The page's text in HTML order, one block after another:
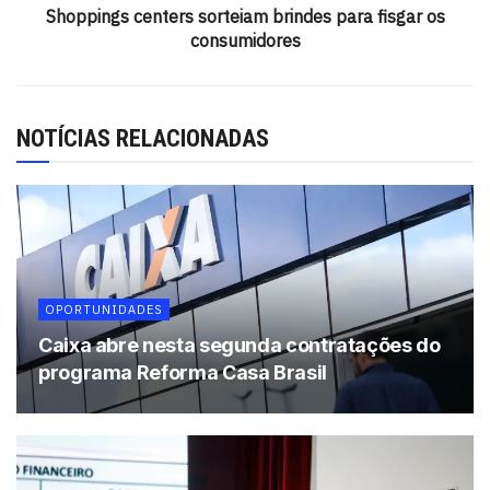
Tags: Alagoinhas Senai
Shoppings centers sorteiam brindes para fisgar os
consumidores
NOTÍCIAS RELACIONADAS
OPORTUNIDADES
Caixa abre nesta segunda contratações do
programa Reforma Casa Brasil